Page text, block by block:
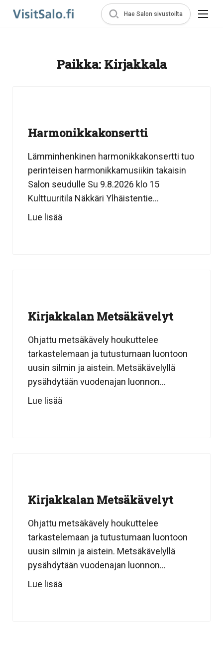
Hae Salon sivustoilta
Paikka: Kirjakkala
Harmonikkakonsertti
Lämminhenkinen harmonikkakonsertti tuo
perinteisen harmonikkamusiikin takaisin
Salon seudulle Su 9.8.2026 klo 15
Kulttuuritila Näkkäri Ylhäistentie...
Lue lisää
Kirjakkalan Metsäkävelyt
Ohjattu metsäkävely houkuttelee
tarkastelemaan ja tutustumaan luontoon
uusin silmin ja aistein. Metsäkävelyllä
pysähdytään vuodenajan luonnon...
Lue lisää
Kirjakkalan Metsäkävelyt
Ohjattu metsäkävely houkuttelee
tarkastelemaan ja tutustumaan luontoon
uusin silmin ja aistein. Metsäkävelyllä
pysähdytään vuodenajan luonnon...
Lue lisää